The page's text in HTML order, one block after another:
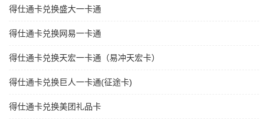
得仕通卡兑换盛大一卡通
得仕通卡兑换网易一卡通
得仕通卡兑换天宏一卡通（易冲天宏卡）
得仕通卡兑换巨人一卡通(征途卡)
得仕通卡兑换美团礼品卡